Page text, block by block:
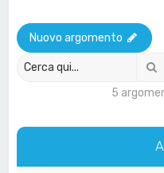
Nuovo argomento
5